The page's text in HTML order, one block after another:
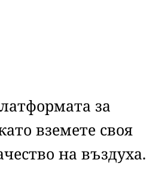
за
вземете своя
на въздуха.